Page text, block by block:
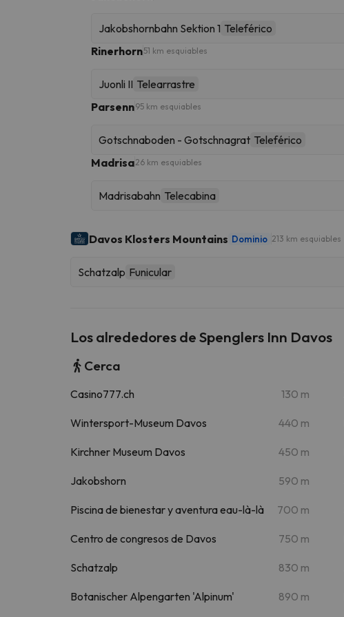
Jakobshornbahn Sektion 1 Teleférico
Rinerhorn51 km esquiables
Juonli II Telearrastre
Parsenn95 km esquiables
Gotschnaboden - Gotschnagrat Teleférico
Madrisa26 km esquiables
Madrisabahn Telecabina
Davos Klosters Mountains Dominio 213 km esquiables
Schatzalp Funicular
Los alrededores de Spenglers Inn Davos
Cerca
Casino777.ch 130 m
Wintersport-Museum Davos 440 m
Kirchner Museum Davos 450 m
Jakobshorn 590 m
Piscina de bienestar y aventura eau-là-là 700 m
Centro de congresos de Davos 750 m
Schatzalp 830 m
Botanischer Alpengarten 'Alpinum' 890 m